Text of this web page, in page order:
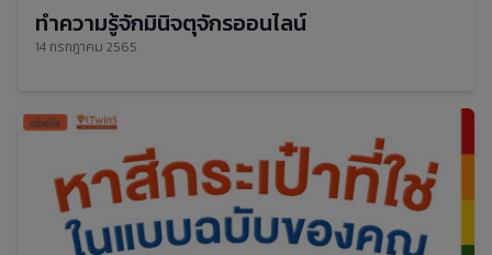
ทำความรู้จักมินิจตุจักรออนไลน์
14 กรกฎาคม 2565